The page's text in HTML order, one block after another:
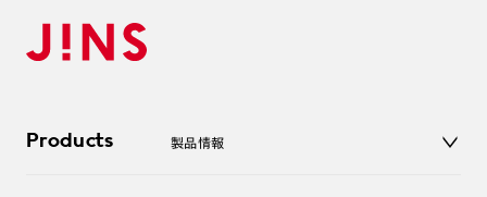
Products 製品情報